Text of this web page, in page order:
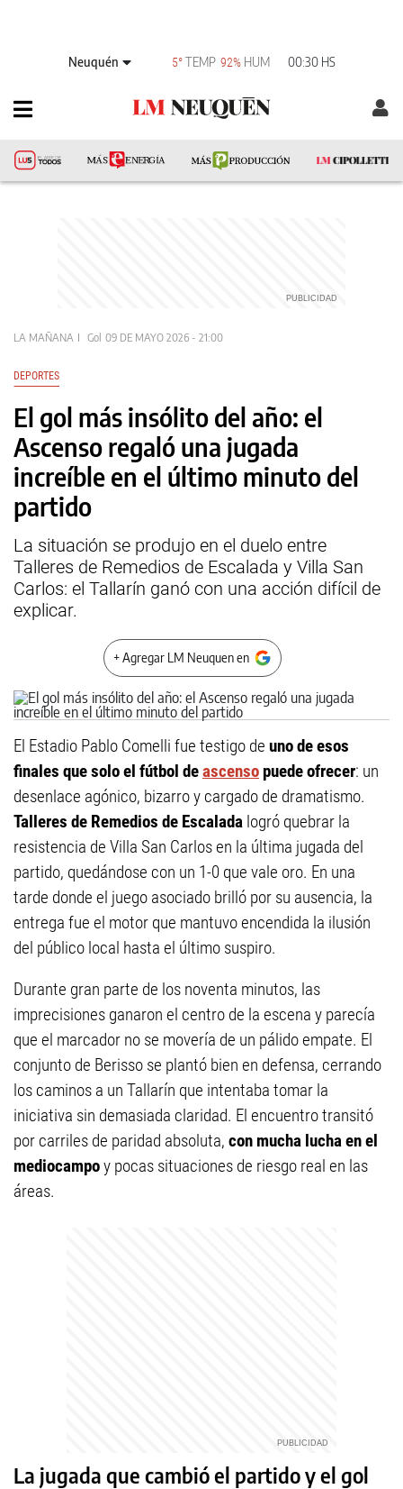
Neuquén 5° TEMP 92% HUM 00:30 HS
LA MAÑANA Gol 09 DE MAYO 2026 - 21:00
DEPORTES
El gol más insólito del año: el
Ascenso regaló una jugada
increíble en el último minuto del
partido
La situación se produjo en el duelo entre
Talleres de Remedios de Escalada y Villa San
Carlos: el Tallarín ganó con una acción difícil de
explicar.
+ Agregar LM Neuquen en
El Estadio Pablo Comelli fue testigo de uno de esos
finales que solo el fútbol deascenso puede ofrecer: un
desenlace agónico, bizarro y cargado de dramatismo.
Talleres de Remedios de Escalada logró quebrar la
resistencia de Villa San Carlos en la última jugada del
partido, quedándose con un 1-0 que vale oro. En una
tarde donde el juego asociado brilló por su ausencia, la
entrega fue el motor que mantuvo encendida la ilusión
del público local hasta el último suspiro.
Durante gran parte de los noventa minutos, las
imprecisiones ganaron el centro de la escena y parecía
que el marcador no se movería de un pálido empate. El
conjunto de Berisso se plantó bien en defensa, cerrando
los caminos a un Tallarín que intentaba tomar la
iniciativa sin demasiada claridad. El encuentro transitó
por carriles de paridad absoluta, con mucha lucha en el
mediocampoy pocas situaciones de riesgo real en las
áreas.
La jugada que cambió el partido y el gol